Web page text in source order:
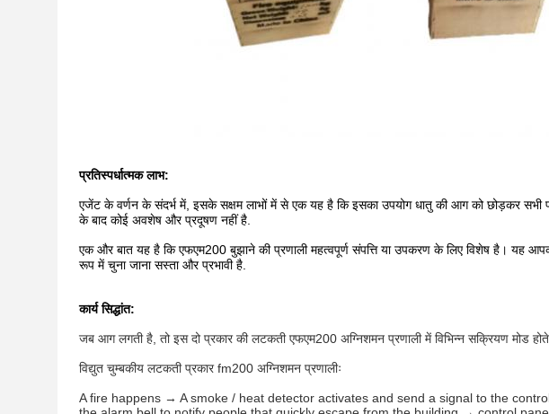
प्रतिस्पर्धात्मक लाभ:
एजेंट के वर्णन के संदर्भ में, इसके सक्षम लाभों में से एक यह है कि इसका उपयोग धातु की आग को छोड़कर
के बाद कोई अवशेष और प्रदूषण नहीं है.
एक और बात यह है कि एफएम200 बुझाने की प्रणाली महत्वपूर्ण संपत्ति या उपकरण के लिए विशेष है। यह
रूप में चुना जाना सस्ता और प्रभावी है.
कार्य सिद्धांत:
जब आग लगती है, तो इस दो प्रकार की लटकती एफएम200 अग्निशमन प्रणाली में विभिन्न सक्रियण मोड
विद्युत चुम्बकीय लटकती प्रकार fm200 अग्निशमन प्रणालीः
A fire happens → A smoke / heat detector activates and send a signal to the